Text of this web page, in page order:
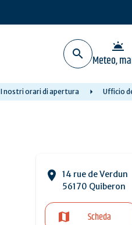
wb_twilight
Meteo,
I nostri orari di apertura Ufficio
14 rue de Verdun
56170 Quiberon
Scheda